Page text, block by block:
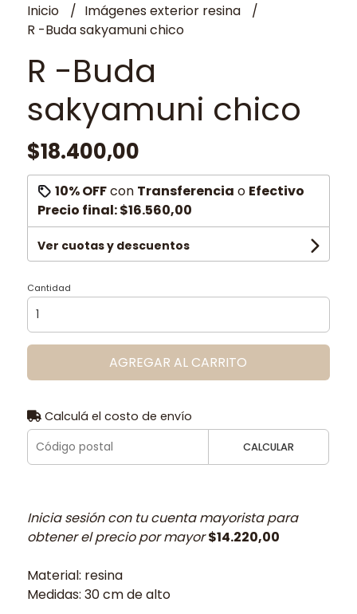
Inicio
Imágenes exterior resina
R -Buda sakyamuni chico
R -Buda
sakyamuni chico
$18.400,00
10% OFFcon Transferencia o Efectivo
Precio final:$16.560,00
Ver cuotas y descuentos
Cantidad
AGREGAR AL CARRITO
Calculá el costo de envío
CALCULAR
Inicia sesión con tu cuenta mayorista para
obtener el precio por mayor$14.220,00
Material: resina
Medidas: 30 cm de alto